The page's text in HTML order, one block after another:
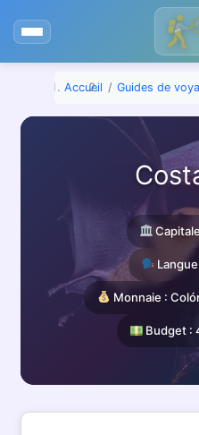
Accueil Guides de
Monnaie :
Budget :